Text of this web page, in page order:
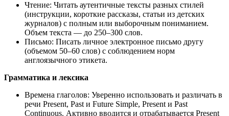
Чтение: Читать аутентичные тексты разных стилей
(инструкции, короткие рассказы, статьи из детских
журналов) с полным или выборочным пониманием.
Объем текста — до 250–300 слов.
Письмо: Писать личное электронное письмо другу
(объемом 50–60 слов) с соблюдением норм
англоязычного этикета.
Грамматика и лексика
Времена глаголов: Уверенно использовать и различать в
речи Present, Past и Future Simple, Present и Past
Continuous. Активно вводится и отрабатывается Present